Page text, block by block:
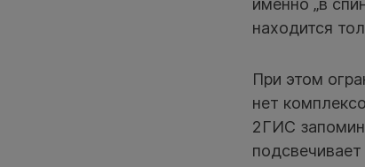
именно „в
находится
При этом
нет
2ГИС